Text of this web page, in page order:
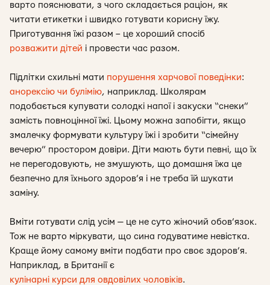
варто пояснювати, з чого складається раціон, як
читати етикетки і швидко готувати корисну їжу.
Приготування їжі разом – це хороший спосіб
розважити дітей і провести час разом.
Підлітки схильні мати порушення харчової поведінки:
анорексію чи булімію, наприклад. Школярам
подобається купувати солодкі напої і закуски “снеки”
замість повноцінної їжі. Цьому можна запобігти, якщо
змалечку формувати культуру їжі і зробити “сімейну
вечерю” простором довіри. Діти мають бути певні, що їх
не перегодовують, не змушують, що домашня їжа це
безпечно для їхнього здоров’я і не треба їй шукати
заміну.
Вміти готувати слід усім — це не суто жіночий обов’язок.
Тож не варто міркувати, що сина годуватиме невістка.
Краще йому самому вміти подбати про своє здоров’я.
Наприклад, в Британії є
кулінарні курси для овдовілих чоловіків.